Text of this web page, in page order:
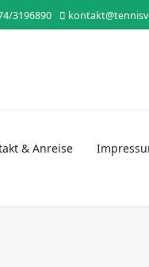
3196890
& Anreise